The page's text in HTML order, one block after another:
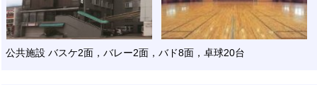
公共施設 バスケ2面，バレー2面，バド8面，卓球20台